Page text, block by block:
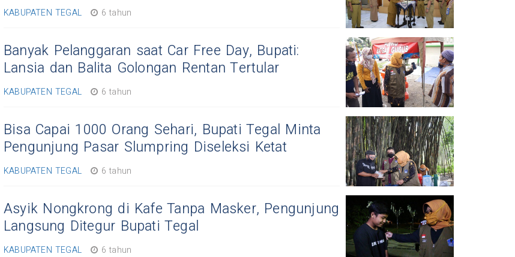
KABUPATEN TEGAL 6 tahun
Banyak Pelanggaran saat Car Free Day, Bupati:
Lansia dan Balita Golongan Rentan Tertular
KABUPATEN TEGAL 6 tahun
Bisa Capai 1000 Orang Sehari, Bupati Tegal Minta
Pengunjung Pasar Slumpring Diseleksi Ketat
KABUPATEN TEGAL 6 tahun
Asyik Nongkrong di Kafe Tanpa Masker, Pengunjung
Langsung Ditegur Bupati Tegal
KABUPATEN TEGAL 6 tahun